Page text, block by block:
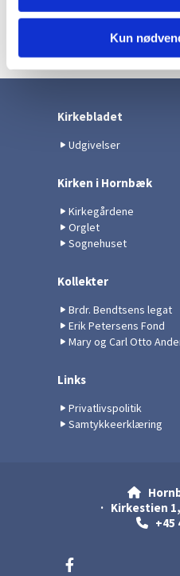
Kun
Kirkebladet
Udgivelser
Kirken i Hornbæk
Kirkegårdene
Orglet
Sognehuset
Kollekter
Brdr. Bendtsens legat
Erik Petersens Fond
Mary og Carl Otto
Links
Privatlivspolitik
Samtykkeerklæring

· Kirkestien
+45